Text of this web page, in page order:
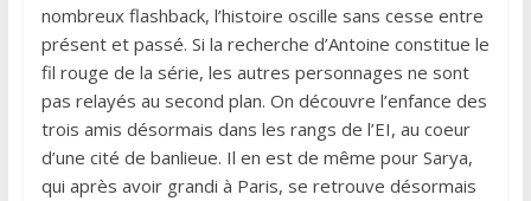
nombreux flashback, l’histoire oscille sans cesse entre
présent et passé. Si la recherche d’Antoine constitue le
fil rouge de la série, les autres personnages ne sont
pas relayés au second plan. On découvre l’enfance des
trois amis désormais dans les rangs de l’EI, au coeur
d’une cité de banlieue. Il en est de même pour Sarya,
qui après avoir grandi à Paris, se retrouve désormais